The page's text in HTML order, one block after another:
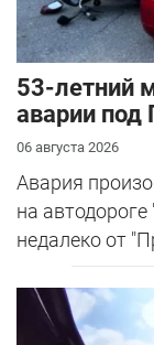
53-летний
аварии под
06 августа 2026
Авария
на
недалеко от